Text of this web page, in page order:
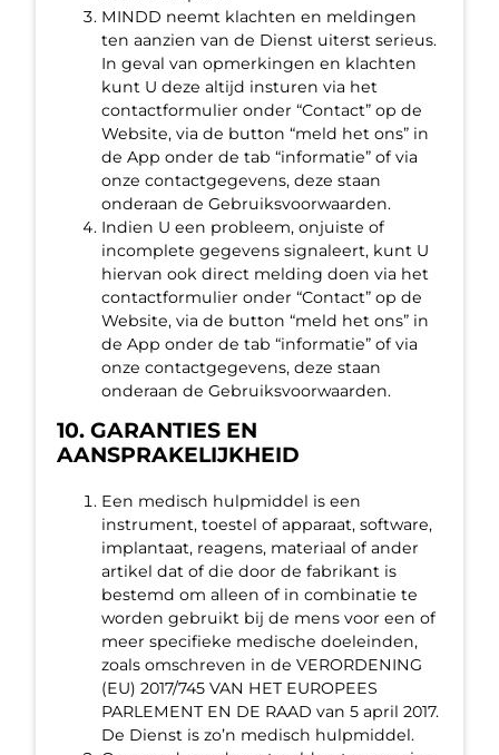
MINDD neemt klachten en meldingen
ten aanzien van de Dienst uiterst serieus.
In geval van opmerkingen en klachten
kunt U deze altijd insturen via het
contactformulier onder “Contact” op de
Website, via de button “meld het ons” in
de App onder de tab “informatie” of via
onze contactgegevens, deze staan
onderaan de Gebruiksvoorwaarden.
Indien U een probleem, onjuiste of
incomplete gegevens signaleert, kunt U
hiervan ook direct melding doen via het
contactformulier onder “Contact” op de
Website, via de button “meld het ons” in
de App onder de tab “informatie” of via
onze contactgegevens, deze staan
onderaan de Gebruiksvoorwaarden.
10. GARANTIES EN
AANSPRAKELIJKHEID
Een medisch hulpmiddel is een
instrument, toestel of apparaat, software,
implantaat, reagens, materiaal of ander
artikel dat of die door de fabrikant is
bestemd om alleen of in combinatie te
worden gebruikt bij de mens voor een of
meer specifieke medische doeleinden,
zoals omschreven in de VERORDENING
(EU) 2017/745 VAN HET EUROPEES
PARLEMENT EN DE RAAD van 5 april 2017.
De Dienst is zo’n medisch hulpmiddel.